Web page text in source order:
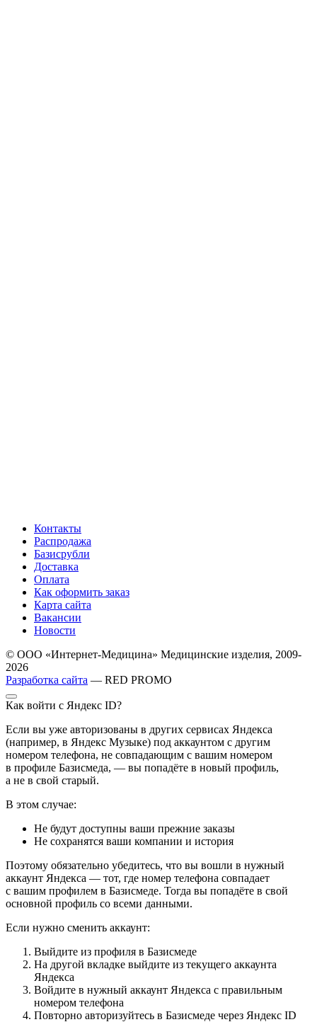
Контакты
Распродажа
Базисрубли
Доставка
Оплата
Как оформить заказ
Карта сайта
Вакансии
Новости
© ООО «Интернет-Медицина» Медицинские изделия, 2009-
2026
Разработка сайта — RED PROMO
Как войти с Яндекс ID?
Если вы уже авторизованы в других сервисах Яндекса
(например, в Яндекс Музыке) под аккаунтом с другим
номером телефона, не совпадающим с вашим номером
в профиле Базисмеда, — вы попадёте в новый профиль,
а не в свой старый.
В этом случае:
Не будут доступны ваши прежние заказы
Не сохранятся ваши компании и история
Поэтому обязательно убедитесь, что вы вошли в нужный
аккаунт Яндекса — тот, где номер телефона совпадает
с вашим профилем в Базисмеде. Тогда вы попадёте в свой
основной профиль со всеми данными.
Если нужно сменить аккаунт:
Выйдите из профиля в Базисмеде
На другой вкладке выйдите из текущего аккаунта
Яндекса
Войдите в нужный аккаунт Яндекса с правильным
номером телефона
Повторно авторизуйтесь в Базисмеде через Яндекс ID